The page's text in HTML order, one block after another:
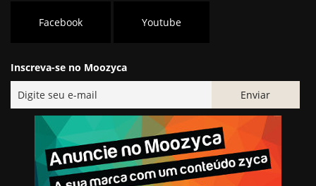
Facebook Youtube
Inscreva-se no Moozyca